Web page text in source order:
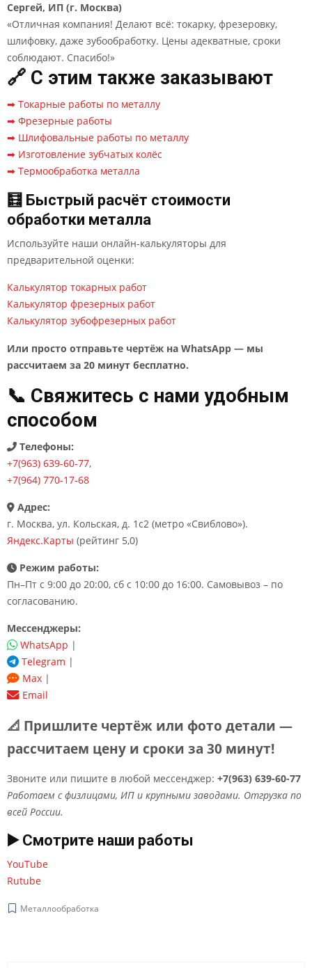
Сергей, ИП (г. Москва)
«Отличная компания! Делают всё: токарку, фрезеровку,
шлифовку, даже зубообработку. Цены адекватные, сроки
соблюдают. Спасибо!»
🔗 С этим также заказывают
➡ Токарные работы по металлу
➡ Фрезерные работы
➡ Шлифовальные работы по металлу
➡ Изготовление зубчатых колёс
➡ Термообработка металла
🧮 Быстрый расчёт стоимости
обработки металла
Используйте наши онлайн-калькуляторы для
предварительной оценки:
Калькулятор токарных работ
Калькулятор фрезерных работ
Калькулятор зубофрезерных работ
Или просто отправьте чертёж на WhatsApp — мы
рассчитаем за 20 минут бесплатно.
📞 Свяжитесь с нами удобным
способом
Телефоны:
+7(963) 639-60-77,
+7(964) 770-17-68
Адрес:
г. Москва, ул. Кольская, д. 1с2 (метро «Свиблово»).
Яндекс.Карты (рейтинг 5,0)
Режим работы:
Пн–Пт с 9:00 до 20:00, сб с 10:00 до 16:00. Самовывоз – по
согласованию.
Мессенджеры:
WhatsApp |
Telegram |
Max |
Email
📐 Пришлите чертёж или фото детали —
рассчитаем цену и сроки за 30 минут!
Звоните или пишите в любой мессенджер: +7(963) 639-60-77
Работаем с физлицами, ИП и крупными заводами. Отгрузка по
всей России.
▶️ Смотрите наши работы
YouTube
Rutube
Металлообработка